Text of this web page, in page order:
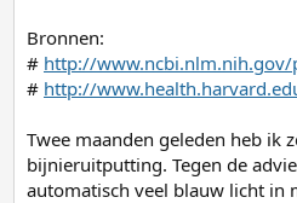
Bronnen:
# http://
# http://
Twee maanden geleden heb ik
bijnieruitputting. Tegen de
automatisch veel blauw licht in